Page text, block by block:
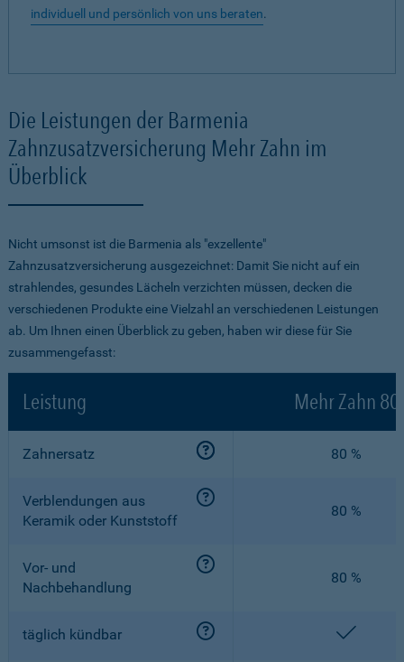
individuell und persönlich von uns beraten.
Die Leistungen der Barmenia
Zahnzusatzversicherung Mehr Zahn im
Überblick
Nicht umsonst ist die Barmenia als "exzellente"
Zahnzusatzversicherung ausgezeichnet: Damit Sie nicht auf ein
strahlendes, gesundes Lächeln verzichten müssen, decken die
verschiedenen Produkte eine Vielzahl an verschiedenen Leistungen
ab. Um Ihnen einen Überblick zu geben, haben wir diese für Sie
zusammengefasst:
Leistung Mehr Zahn 80
Zahnersatz 80 %
Verblendungen aus
Keramik oder Kunststoff
80 %
Vor- und
Nachbehandlung
80 %
täglich kündbar